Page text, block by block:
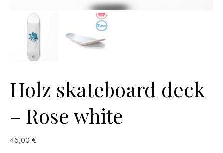
Holz skateboard deck
– Rose white
46,00 €